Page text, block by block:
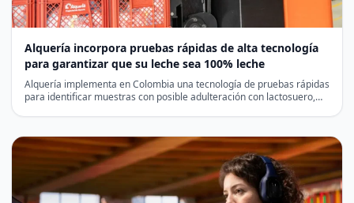
Alquería incorpora pruebas rápidas de alta tecnología
para garantizar que su leche sea 100% leche
Alquería implementa en Colombia una tecnología de pruebas rápidas
para identificar muestras con posible adulteración con lactosuero,